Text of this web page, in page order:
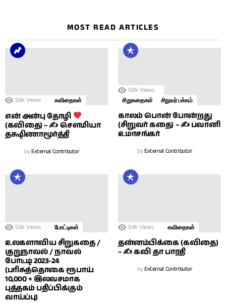
MOST READ ARTICLES
5.6k Views கவிதைகள்
என் அன்பு தோழி
(கவிதை) – ✍ சௌமியா
தக்ஷிணாமூர்த்தி
byExternal Contributor
5.8k Views
சிறுகதைகள் சிறுவர் பக்கம்
காலம் பொன் போன்றது
(சிறுவர் கதை) – ✍ பவானி
உமாசங்கர்
byExternal Contributor
5.6k Views போட்டிகள்
உலகளாவிய சிறுகதை /
குறுநாவல் / நாவல்
போட்டி 2023-24
(பரிசுத்தொகை ரூபாய்
10,000 + இலவசமாக
புத்தகம் பதிப்பிக்கும்
வாய்ப்பு)
5.4k Views கவிதைகள்
தன்னம்பிக்கை (கவிதை)
– ✍ கவி தா பாரதி
byExternal Contributor